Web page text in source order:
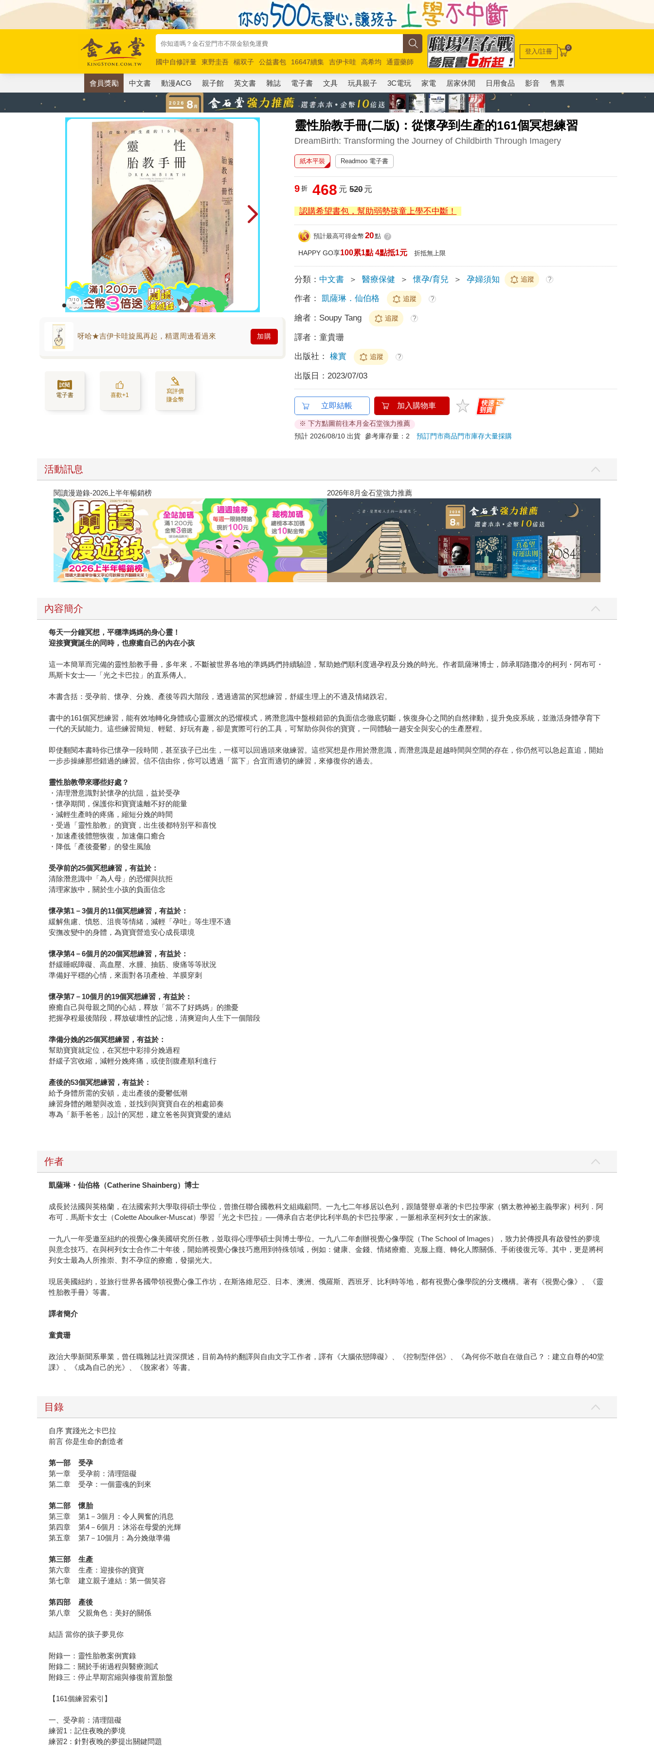
國中自修評量 東野圭吾 楊双子 公益書包 16647續集 吉伊卡哇 高希均
通靈藥師
唯紅花綻放
奧德賽 路邊攤新作 馬斯克 玩具總動員5 超慢跑
登入/註冊 0
會員獎勵 中文書 動漫ACG 親子館 英文書 雜誌 電子書 文具 玩具親子 3C電玩 家電 居家休閒 日用食品 影音 售票
靈性胎教手冊(二版)：從懷孕到生產的161個冥想練習
DreamBirth: Transforming the Journey of Childbirth Through Imagery
呀哈★吉伊卡哇旋風再起，精選周邊看過來 加購
電子書 喜歡+1
寫評價
賺金幣
紙本平裝 Readmoo 電子書
9 折 468 元 520元
認購希望書包，幫助弱勢孩童上學不中斷！
預計最高可得金幣 20點 ?
HAPPY GO享100累1點 4點抵1元 折抵無上限
分類： 中文書 ＞ 醫療保健 ＞ 懷孕/育兒 ＞ 孕婦須知 追蹤 ?
作者： 凱薩琳．仙伯格 追蹤 ?
繪者： Soupy Tang 追蹤 ?
譯者：童貴珊
出版社： 橡實 追蹤 ?
出版日： 2023/07/03
立即結帳 加入購物車
※ 下方點圖前往本月金石堂強力推薦
預計 2026/08/10 出貨 參考庫存量：2預訂門市商品門市庫存大量採購
活動訊息
閱讀漫遊錄-2026上半年暢銷榜 2026年8月金石堂強力推薦
內容簡介
每天一分鐘冥想，平穩準媽媽的身心靈！
迎接寶寶誕生的同時，也療癒自己的內在小孩
這一本簡單而完備的靈性胎教手冊，多年來，不斷被世界各地的準媽媽們持續驗證，幫助她們順利度過孕程及分娩的時光。作者凱薩琳博士，師承耶路撒冷的柯列・阿布可・
馬斯卡女士──「光之卡巴拉」的直系傳人。
本書含括：受孕前、懷孕、分娩、產後等四大階段，透過適當的冥想練習，舒緩生理上的不適及情緒跌宕。
書中的161個冥想練習，能有效地轉化身體或心靈層次的恐懼模式，將潛意識中盤根錯節的負面信念徹底切斷，恢復身心之間的自然律動，提升免疫系統，並激活身體孕育下
一代的天賦能力。這些練習簡短、輕鬆、好玩有趣，卻是實際可行的工具，可幫助你與你的寶寶，一同體驗一趟安全與安心的生產歷程。
即使翻閱本書時你已懷孕一段時間，甚至孩子已出生，一樣可以回過頭來做練習。這些冥想是作用於潛意識，而潛意識是超越時間與空間的存在，你仍然可以急起直追，開始
一步步操練那些錯過的練習。信不信由你，你可以透過「當下」合宜而適切的練習，來修復你的過去。
靈性胎教帶來哪些好處？
・清理潛意識對於懷孕的抗阻，益於受孕
・懷孕期間，保護你和寶寶遠離不好的能量
・減輕生產時的疼痛，縮短分娩的時間
・受過「靈性胎教」的寶寶，出生後都特別平和喜悅
・加速產後體態恢復，加速傷口癒合
・降低「產後憂鬱」的發生風險
受孕前的25個冥想練習，有益於：
清除潛意識中「為人母」的恐懼與抗拒
清理家族中，關於生小孩的負面信念
懷孕第1 －3個月的11個冥想練習，有益於：
緩解焦慮、憤怒、沮喪等情緒，減輕「孕吐」等生理不適
安撫改變中的身體，為寶寶營造安心成長環境
懷孕第4－6個月的20個冥想練習，有益於：
舒緩睡眠障礙、高血壓、水腫、抽筋、痠痛等等狀況
準備好平穩的心情，來面對各項產檢、羊膜穿刺
懷孕第7 － 10個月的19個冥想練習，有益於：
療癒自己與母親之間的心結，釋放「當不了好媽媽」的擔憂
把握孕程最後階段，釋放破壞性的記憶，清爽迎向人生下一個階段
準備分娩的25個冥想練習，有益於：
幫助寶寶就定位，在冥想中彩排分娩過程
舒緩子宮收縮，減輕分娩疼痛，或使剖腹產順利進行
產後的53個冥想練習，有益於：
給予身體所需的安頓，走出產後的憂鬱低潮
練習身體的雕塑與改造，並找到與寶寶自在的相處節奏
專為「新手爸爸」設計的冥想，建立爸爸與寶寶愛的連結
作者
凱薩琳・仙伯格（Catherine Shainberg）博士
成長於法國與英格蘭，在法國索邦大學取得碩士學位，曾擔任聯合國教科文組織顧問。一九七二年移居以色列，跟隨聲譽卓著的卡巴拉學家（猶太教神祕主義學家）柯列．阿
布可．馬斯卡女士（Colette Aboulker-Muscat）學習「光之卡巴拉」──傳承自古老伊比利半島的卡巴拉學家，一脈相承至柯列女士的家族。
一九八一年受邀至紐約的視覺心像美國研究所任教，並取得心理學碩士與博士學位。一九八二年創辦視覺心像學院（The School of Images），致力於傳授具有啟發性的夢境
與意念技巧。在與柯列女士合作二十年後，開始將視覺心像技巧應用到特殊領域，例如：健康、金錢、情緒療癒、克服上癮、轉化人際關係、手術後復元等。其中，更是將柯
列女士最為人所推崇、對不孕症的療癒，發揚光大。
現居美國紐約，並旅行世界各國帶領視覺心像工作坊，在斯洛維尼亞、日本、澳洲、俄羅斯、西班牙、比利時等地，都有視覺心像學院的分支機構。著有《視覺心像》、《靈
性胎教手冊》等書。
譯者簡介
童貴珊
政治大學新聞系畢業，曾任職雜誌社資深撰述，目前為特約翻譯與自由文字工作者，譯有《大腦依戀障礙》、《控制型伴侶》、《為何你不敢自在做自己？：建立自尊的40堂
課》、《成為自己的光》、《脫家者》等書。
目錄
自序 實踐光之卡巴拉
前言 你是生命的創造者
第一部 受孕
第一章 受孕前：清理阻礙
第二章 受孕：一個靈魂的到來
第二部 懷胎
第三章 第1－3個月：令人興奮的消息
第四章 第4－6個月：沐浴在母愛的光輝
第五章 第7－10個月：為分娩做準備
第三部 生產
第六章 生產：迎接你的寶寶
第七章 建立親子連結：第一個笑容
第四部 產後
第八章 父親角色：美好的關係
結語 當你的孩子夢見你
附錄一：靈性胎教案例實錄
附錄二：關於手術過程與醫療測試
附錄三：停止早期宮縮與修復前置胎盤
【161個練習索引】
一、受孕前：清理阻礙
練習1：記住夜晚的夢境
練習2：針對夜晚的夢提出關鍵問題